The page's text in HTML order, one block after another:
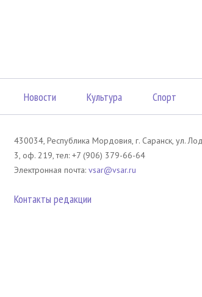
Новости Культура Спорт
430034, Республика Мордовия, г. Саранск, ул.
3, оф. 219, тел: +7 (906) 379-66-64
Электронная почта: vsar@vsar.ru
Контакты редакции